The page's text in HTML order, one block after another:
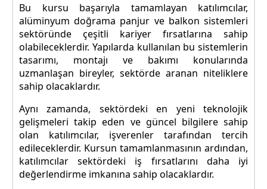
Bu kursu başarıyla tamamlayan katılımcılar,
alüminyum doğrama panjur ve balkon sistemleri
sektöründe çeşitli kariyer fırsatlarına sahip
olabileceklerdir. Yapılarda kullanılan bu sistemlerin
tasarımı, montajı ve bakımı konularında
uzmanlaşan bireyler, sektörde aranan niteliklere
sahip olacaklardır.
Aynı zamanda, sektördeki en yeni teknolojik
gelişmeleri takip eden ve güncel bilgilere sahip
olan katılımcılar, işverenler tarafından tercih
edileceklerdir. Kursun tamamlanmasının ardından,
katılımcılar sektördeki iş fırsatlarını daha iyi
değerlendirme imkanına sahip olacaklardır.